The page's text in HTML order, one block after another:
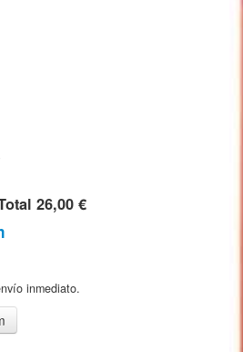
26,00 €
inmediato.